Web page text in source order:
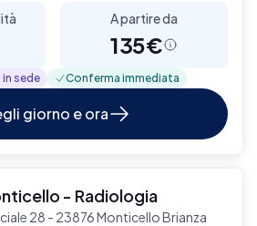
A partire da
135€
sede Conferma immediata
giorno e ora
- Radiologia
28 - 23876 Monticello Brianza